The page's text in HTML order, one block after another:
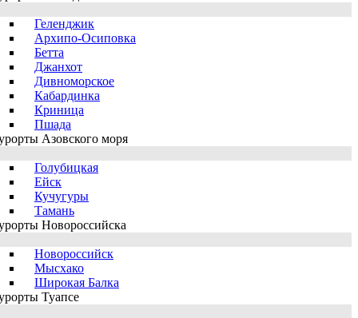
Геленджик
Архипо-Осиповка
Бетта
Джанхот
Дивноморское
Кабардинка
Криница
Пшада
Азовского моря
Голубицкая
Ейск
Кучугуры
Тамань
Новороссийска
Новороссийск
Мысхако
Широкая Балка
Туапсе